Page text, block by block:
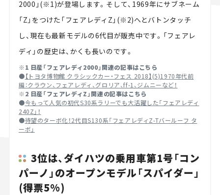
2000」(※1)が登場します。そして、1969年にサブネーム
「Z」をつけた「フェアレディZ」(※2)へとバトンタッチ
し、現在も最新モデルの6代目が販売中です。「フェアレ
ディ」の歴史は、かくも長いのです。
※1 日産「フェアレディ2000」関連の記事はこちら
●【トヨタ博物館 クラシックカー・フェス 2018】(5)1970年代前
編：クラウン、フェアレディ、グロリア、ff-1、ジムニーなど！
※2 日産「フェアレディZ」関連の記事はこちら
●今もって人気の初代S30系ラリーでも大活躍した「フェアレディ
240Z」！
●待望のターボ化！2代目S130系「フェアレディZ-Tバールーフ タ
ーボ」
3位は、ダイハツの乗用車第1号「コン
パーノ」のオープンモデル「スパイダー」
(得票5%)